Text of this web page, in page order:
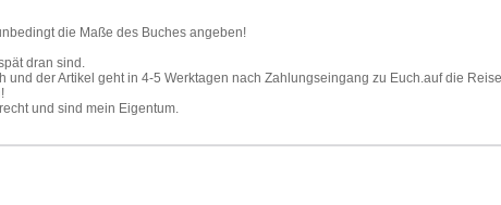
die Maße des Buches angeben!
dran sind.
der Artikel geht in 4-5 Werktagen nach Zahlungseingang zu Euch.auf die
und sind mein Eigentum.